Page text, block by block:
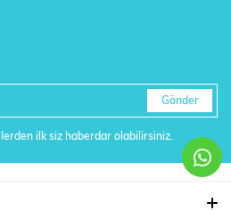
Gönder
ilk siz haberdar olabilirsiniz.